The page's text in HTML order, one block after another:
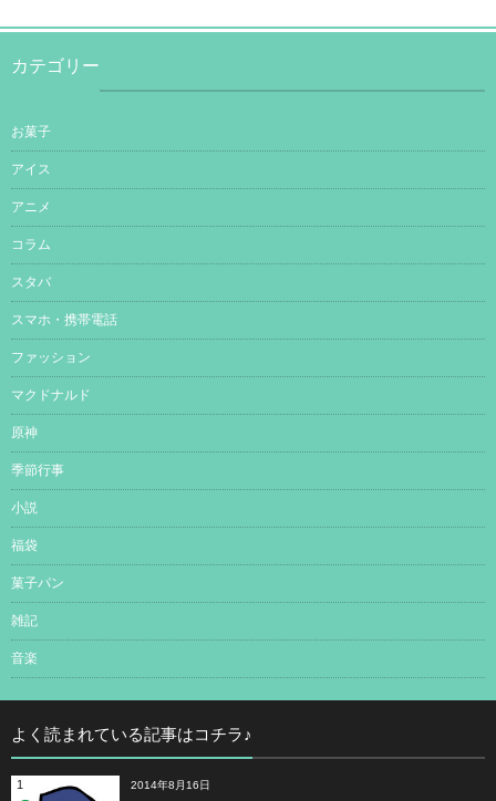
カテゴリー
お菓子
アイス
アニメ
コラム
スタバ
スマホ・携帯電話
ファッション
マクドナルド
原神
季節行事
小説
福袋
菓子パン
雑記
音楽
よく読まれている記事はコチラ♪
1 2014年8月16日